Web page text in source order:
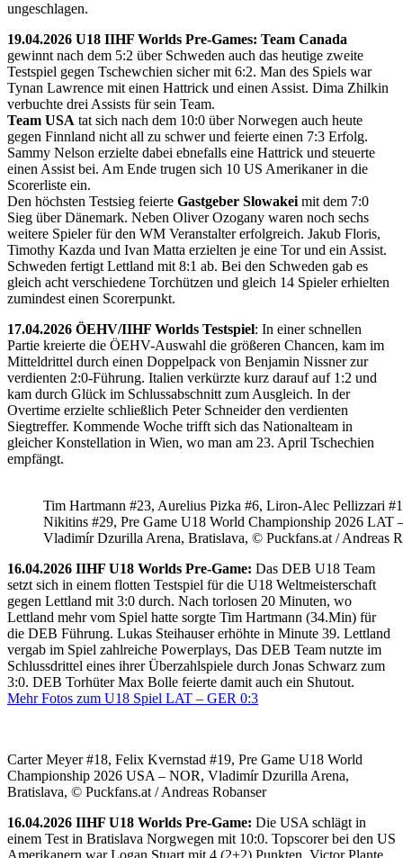
ungeschlagen.
19.04.2026 U18 IIHF Worlds Pre-Games: Team Canada
gewinnt nach dem 5:2 über Schweden auch das heutige zweite
Testspiel gegen Tschewchien sicher mit 6:2. Man des Spiels war
Tynan Lawrence mit einen Hattrick und einen Assist. Dima Zhilkin
verbuchte drei Assists für sein Team.
Team USA tat sich nach dem 10:0 über Norwegen auch heute
gegen Finnland nicht all zu schwer und feierte einen 7:3 Erfolg.
Sammy Nelson erzielte dabei ebnefalls eine Hattrick und steuerte
einen Assist bei. Am Ende trugen sich 10 US Amerikaner in die
Scorerliste ein.
Den höchsten Testsieg feierte Gastgeber Slowakei mit dem 7:0
Sieg über Dänemark. Neben Oliver Ozogany waren noch sechs
weitere Spieler für den WM Veranstalter erfolgreich. Jakub Floris,
Timothy Kazda und Ivan Matta erzielten je eine Tor und ein Assist.
Schweden fertigt Lettland mit 8:1 ab. Bei den Schweden gab es
gleich acht verschiedene Torchützen und gleich 14 Spieler erhielten
zumindest einen Scorerpunkt.
17.04.2026 ÖEHV/IIHF Worlds Testspiel: In einer schnellen
Partie kreierte die ÖEHV-Auswahl die größeren Chancen, kam im
Mitteldrittel durch einen Doppelpack von Benjamin Nissner zur
verdienten 2:0-Führung. Italien verkürzte kurz darauf auf 1:2 und
kam durch Glück im Schlussabschnitt zum Ausgleich. In der
Overtime erzielte schließlich Peter Schneider den verdienten
Siegtreffer. Kommende Woche trifft sich das Nationalteam in
gleicher Konstellation in Wien, wo man am 23. April Tschechien
empfängt.
Tim Hartmann #23, Aurelius Pizka #6, Liron-Alec Pellizzari
Nikitins #29, Pre Game U18 World Championship 2026 LAT
Vladimír Dzurilla Arena, Bratislava, © Puckfans.at / Andreas
16.04.2026 IIHF U18 Worlds Pre-Game: Das DEB U18 Team
setzt sich in einem flotten Testspiel für die U18 Weltmeisterschaft
gegen Lettland mit 3:0 durch. Nach torlosen 20 Minuten, wo
Lettland mehr vom Spiel hatte sorgte Tim Hartmann (34.Min) für
die DEB Führung. Lukas Steihauser erhöhte in Minute 39. Lettland
vergab im Spiel zahlreiche Powerplays, Das DEB Team nutzte im
Schlussdrittel eines ihrer Überzahlspiele durch Jonas Schwarz zum
3:0. DEB Torhüter Max Bolle feierte damit auch ein Shutout.
Mehr Fotos zum U18 Spiel LAT – GER 0:3
Carter Meyer #18, Felix Kvernstad #19, Pre Game U18 World
Championship 2026 USA – NOR, Vladimír Dzurilla Arena,
Bratislava, © Puckfans.at / Andreas Robanser
16.04.2026 IIHF U18 Worlds Pre-Game: Die USA schlägt in
einem Test in Bratislava Norgwegen mit 10:0. Topscorer bei den US
Amerikanern war Logan Stuart mit 4 (2+2) Punkten. Victor Plante